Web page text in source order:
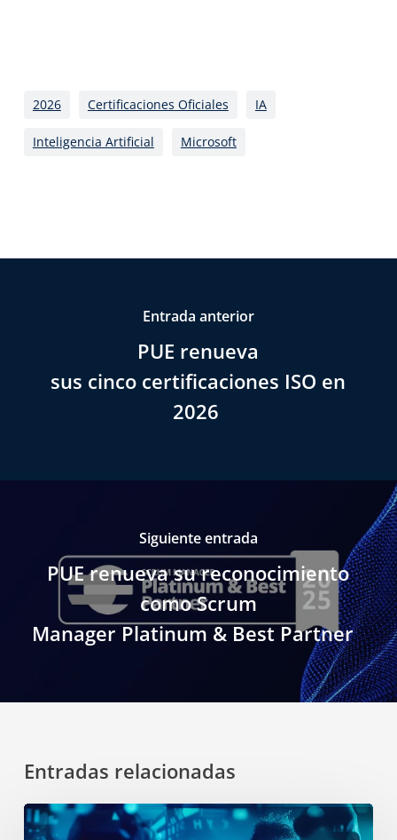
2026 Certificaciones Oficiales IA
Inteligencia Artificial Microsoft
Entrada anterior
PUE renueva
sus cinco certificaciones ISO en
2026
Siguiente entrada
PUE renueva su reconocimiento
como Scrum
Manager Platinum & Best Partner
Entradas relacionadas